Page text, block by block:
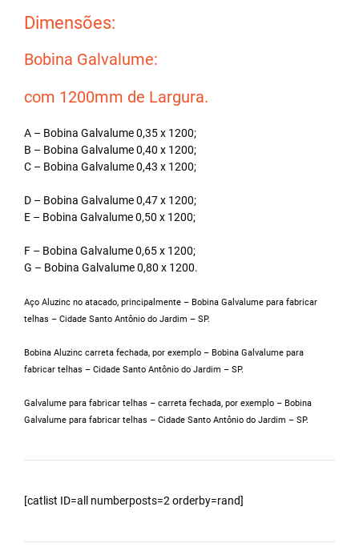
Dimensões:
Bobina Galvalume:
com 1200mm de Largura.
A – Bobina Galvalume 0,35 x 1200;
B – Bobina Galvalume 0,40 x 1200;
C – Bobina Galvalume 0,43 x 1200;
D – Bobina Galvalume 0,47 x 1200;
E – Bobina Galvalume 0,50 x 1200;
F – Bobina Galvalume 0,65 x 1200;
G – Bobina Galvalume 0,80 x 1200.
Aço Aluzinc no atacado, principalmente – Bobina Galvalume para fabricar
telhas – Cidade Santo Antônio do Jardim – SP.
Bobina Aluzinc carreta fechada, por exemplo – Bobina Galvalume para
fabricar telhas – Cidade Santo Antônio do Jardim – SP.
Galvalume para fabricar telhas – carreta fechada, por exemplo – Bobina
Galvalume para fabricar telhas – Cidade Santo Antônio do Jardim – SP.
[catlist ID=all numberposts=2 orderby=rand]